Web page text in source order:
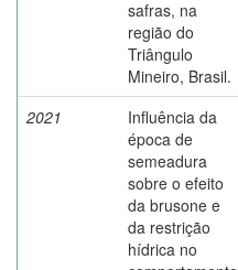
safras, na
região do
Triângulo
Mineiro, Brasil.
2021
Influência da
época de
semeadura
sobre o efeito
da brusone e
da restrição
hídrica no